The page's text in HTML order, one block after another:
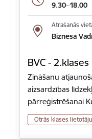
9.30–18.00
Atrašanās
Biznesa
BVC -
Zināšanu
aizsardzības
pārreģistrēšanai
Otrās klases